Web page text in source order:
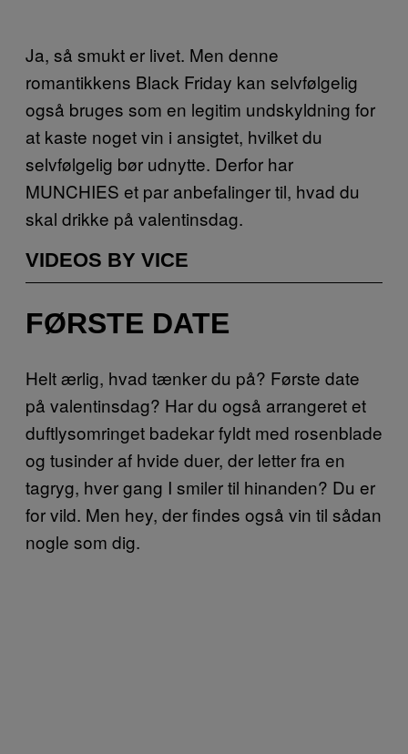
Ja, så smukt er livet. Men denne
romantikkens Black Friday kan selvfølgelig
også bruges som en legitim undskyldning for
at kaste noget vin i ansigtet, hvilket du
selvfølgelig bør udnytte. Derfor har
MUNCHIES et par anbefalinger til, hvad du
skal drikke på valentinsdag.
VIDEOS BY VICE
FØRSTE DATE
Helt ærlig, hvad tænker du på? Første date
på valentinsdag? Har du også arrangeret et
duftlysomringet badekar fyldt med rosenblade
og tusinder af hvide duer, der letter fra en
tagryg, hver gang I smiler til hinanden? Du er
for vild. Men hey, der findes også vin til sådan
nogle som dig.